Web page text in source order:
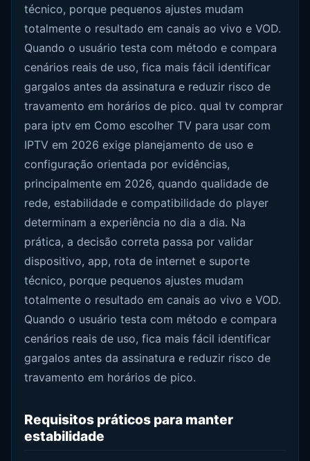
técnico, porque pequenos ajustes mudam
totalmente o resultado em canais ao vivo e VOD.
Quando o usuário testa com método e compara
cenários reais de uso, fica mais fácil identificar
gargalos antes da assinatura e reduzir risco de
travamento em horários de pico. qual tv comprar
para iptv em Como escolher TV para usar com
IPTV em 2026 exige planejamento de uso e
configuração orientada por evidências,
principalmente em 2026, quando qualidade de
rede, estabilidade e compatibilidade do player
determinam a experiência no dia a dia. Na
prática, a decisão correta passa por validar
dispositivo, app, rota de internet e suporte
técnico, porque pequenos ajustes mudam
totalmente o resultado em canais ao vivo e VOD.
Quando o usuário testa com método e compara
cenários reais de uso, fica mais fácil identificar
gargalos antes da assinatura e reduzir risco de
travamento em horários de pico.
Requisitos práticos para manter
estabilidade